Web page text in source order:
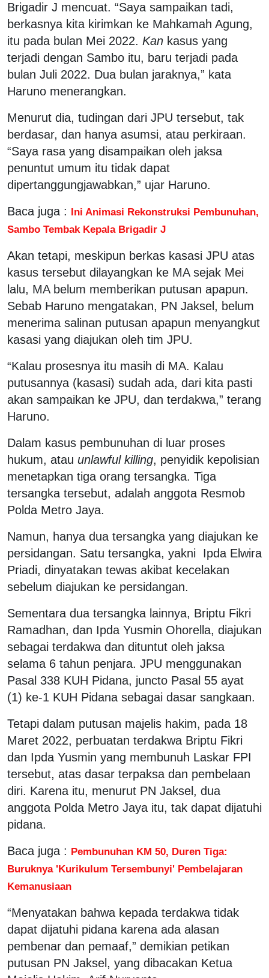
Brigadir J mencuat. “Saya sampaikan tadi,
berkasnya kita kirimkan ke Mahkamah Agung,
itu pada bulan Mei 2022. Kan kasus yang
terjadi dengan Sambo itu, baru terjadi pada
bulan Juli 2022. Dua bulan jaraknya,” kata
Haruno menerangkan.
Menurut dia, tudingan dari JPU tersebut, tak
berdasar, dan hanya asumsi, atau perkiraan.
“Saya rasa yang disampaikan oleh jaksa
penuntut umum itu tidak dapat
dipertanggungjawabkan,” ujar Haruno.
Baca juga : Ini Animasi Rekonstruksi Pembunuhan,
Sambo Tembak Kepala Brigadir J
Akan tetapi, meskipun berkas kasasi JPU atas
kasus tersebut dilayangkan ke MA sejak Mei
lalu, MA belum memberikan putusan apapun.
Sebab Haruno mengatakan, PN Jaksel, belum
menerima salinan putusan apapun menyangkut
kasasi yang diajukan oleh tim JPU.
“Kalau prosesnya itu masih di MA. Kalau
putusannya (kasasi) sudah ada, dari kita pasti
akan sampaikan ke JPU, dan terdakwa,” terang
Haruno.
Dalam kasus pembunuhan di luar proses
hukum, atau unlawful killing, penyidik kepolisian
menetapkan tiga orang tersangka. Tiga
tersangka tersebut, adalah anggota Resmob
Polda Metro Jaya.
Namun, hanya dua tersangka yang diajukan ke
persidangan. Satu tersangka, yakni Ipda Elwira
Priadi, dinyatakan tewas akibat kecelakan
sebelum diajukan ke persidangan.
Sementara dua tersangka lainnya, Briptu Fikri
Ramadhan, dan Ipda Yusmin Ohorella, diajukan
sebagai terdakwa dan dituntut oleh jaksa
selama 6 tahun penjara. JPU menggunakan
Pasal 338 KUH Pidana, juncto Pasal 55 ayat
(1) ke-1 KUH Pidana sebagai dasar sangkaan.
Tetapi dalam putusan majelis hakim, pada 18
Maret 2022, perbuatan terdakwa Briptu Fikri
dan Ipda Yusmin yang membunuh Laskar FPI
tersebut, atas dasar terpaksa dan pembelaan
diri. Karena itu, menurut PN Jaksel, dua
anggota Polda Metro Jaya itu, tak dapat dijatuhi
pidana.
Baca juga : Pembunuhan KM 50, Duren Tiga:
Buruknya 'Kurikulum Tersembunyi' Pembelajaran
Kemanusiaan
“Menyatakan bahwa kepada terdakwa tidak
dapat dijatuhi pidana karena ada alasan
pembenar dan pemaaf,” demikian petikan
putusan PN Jaksel, yang dibacakan Ketua